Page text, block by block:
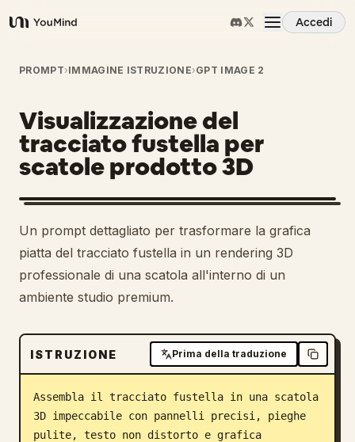
YouMind
Accedi
Panoramica
Casi d'uso
Abilità
Prompt
Prezzi
Blog
Aggiornamenti
PROMPT›IMMAGINE ISTRUZIONE›GPT IMAGE 2
Visualizzazione del
tracciato fustella per
scatole prodotto 3D
Un prompt dettagliato per trasformare la grafica
piatta del tracciato fustella in un rendering 3D
professionale di una scatola all'interno di un
ambiente studio premium.
ISTRUZIONE Prima della traduzione
Assembla il tracciato fustella in una scatola
3D impeccabile con pannelli precisi, pieghe
pulite, testo non distorto e grafica